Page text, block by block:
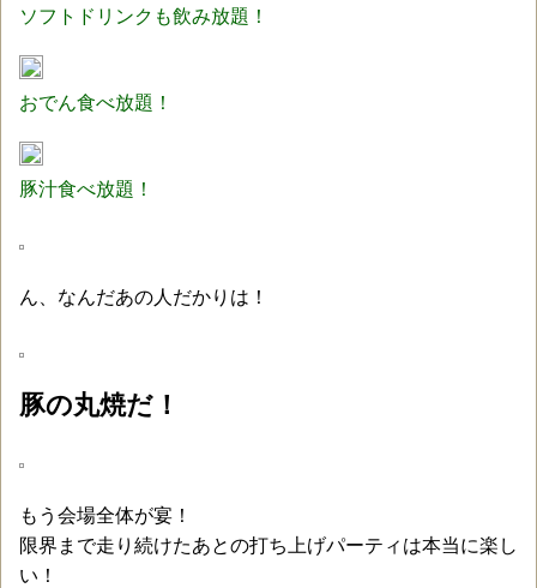
ソフトドリンクも飲み放題！
おでん食べ放題！
豚汁食べ放題！
ん、なんだあの人だかりは！
豚の丸焼だ！
もう会場全体が宴！
限界まで走り続けたあとの打ち上げパーティは本当に楽し
い！